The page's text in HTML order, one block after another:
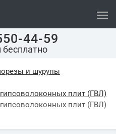
44-59
бесплатно
и шурупы
плит (ГВЛ)
плит (ГВЛ)